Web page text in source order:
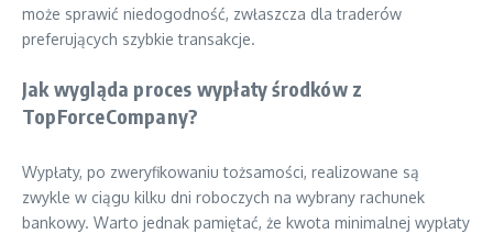
może sprawić niedogodność, zwłaszcza dla traderów
preferujących szybkie transakcje.
Jak wygląda proces wypłaty środków z
TopForceCompany?
Wypłaty, po zweryfikowaniu tożsamości, realizowane są
zwykle w ciągu kilku dni roboczych na wybrany rachunek
bankowy. Warto jednak pamiętać, że kwota minimalnej wypłaty